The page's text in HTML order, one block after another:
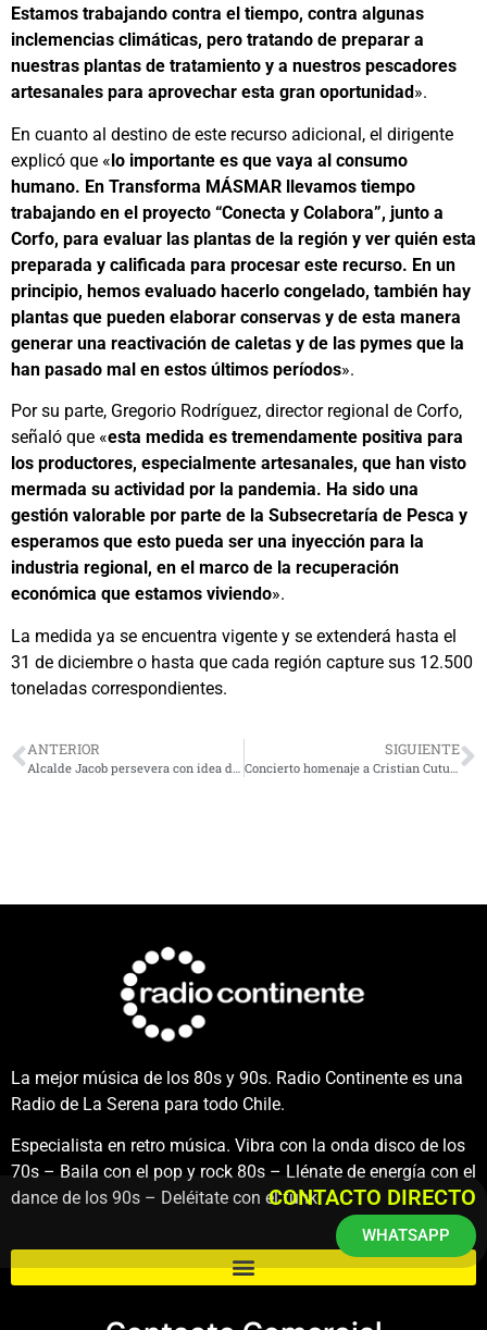
Estamos trabajando contra el tiempo, contra algunas
inclemencias climáticas, pero tratando de preparar a
nuestras plantas de tratamiento y a nuestros pescadores
artesanales para aprovechar esta gran oportunidad ».
En cuanto al destino de este recurso adicional, el dirigente
explicó que «lo importante es que vaya al consumo
humano. En Transforma MÁSMAR llevamos tiempo
trabajando en el proyecto “Conecta y Colabora”, junto a
Corfo, para evaluar las plantas de la región y ver quién esta
preparada y calificada para procesar este recurso. En un
principio, hemos evaluado hacerlo congelado, también hay
plantas que pueden elaborar conservas y de esta manera
generar una reactivación de caletas y de las pymes que la
han pasado mal en estos últimos períodos».
Por su parte, Gregorio Rodríguez, director regional de Corfo,
señaló que «esta medida es tremendamente positiva para
los productores, especialmente artesanales, que han visto
mermada su actividad por la pandemia. Ha sido una
gestión valorable por parte de la Subsecretaría de Pesca y
esperamos que esto pueda ser una inyección para la
industria regional, en el marco de la recuperación
económica que estamos viviendo».
La medida ya se encuentra vigente y se extenderá hasta el
31 de diciembre o hasta que cada región capture sus 12.500
toneladas correspondientes.
ANTERIOR SIGUIENTE
La mejor música de los 80s y 90s. Radio Continente es una
Radio de La Serena para todo Chile.
Especialista en retro música. Vibra con la onda disco de los
70s – Baila con el pop y rock 80s – Llénate de energía con el
dance de los 90s – Deléitate con el funk.CONTACTO DIRECTO
WHATSAPP